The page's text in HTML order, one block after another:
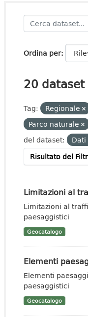
Ordina per
20
Tag: Regionale
Parco naturale
del dataset:
Risultato del
Limitazioni al
Limitazioni al
paesaggistici
Geocatalogo
Elementi
Elementi
paesaggistici
Geocatalogo